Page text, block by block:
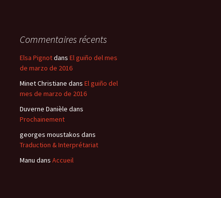
Commentaires récents
Elsa Pignotdans El guiño del mes
de marzo de 2016
Minet Christiane dans El guiño del
mes de marzo de 2016
Duverne Danièle dans
Prochainement
georges moustakos dans
Traduction & Interprétariat
Manu dans Accueil